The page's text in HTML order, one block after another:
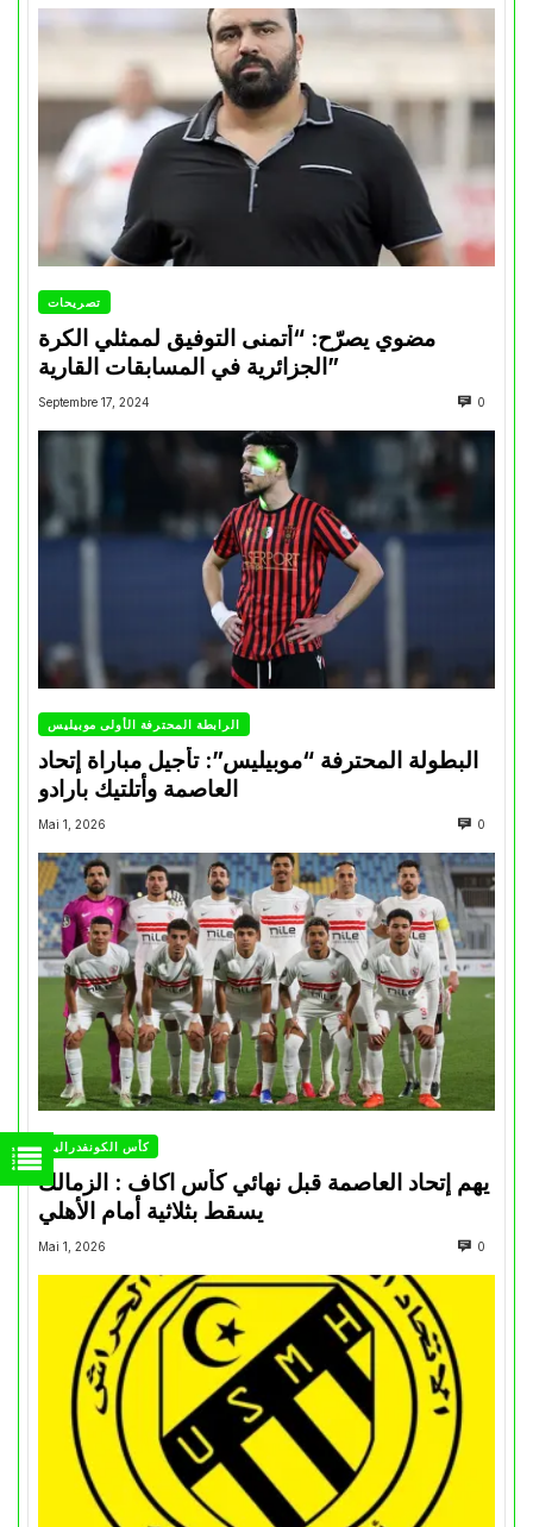
تصريحات
مضوي يصرّح: “أتمنى التوفيق لممثلي الكرة
الجزائرية في المسابقات القارية”
Septembre 17, 2024 0
الرابطة المحترفة الأولى موبيليس
البطولة المحترفة “موبيليس”: تأجيل مباراة إتحاد
العاصمة وأتلتيك بارادو
Mai 1, 2026 0
كأس الكونفدرالية
يهم إتحاد العاصمة قبل نهائي كأس اكاف : الزمالك
Mai 1, 2026 0